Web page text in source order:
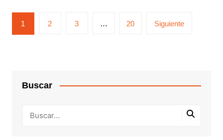
1 2 3 … 20 Siguiente
Buscar